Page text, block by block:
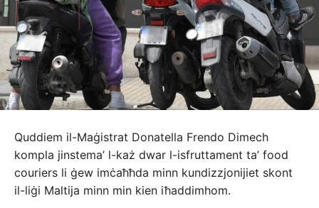
Quddiem il-Maġistrat Donatella Frendo Dimech
kompla jinstema’ l-każ dwar l-isfruttament ta’ food
couriers li ġew imċaħħda minn kundizzjonijiet skont
il-liġi Maltija minn min kien iħaddimhom.